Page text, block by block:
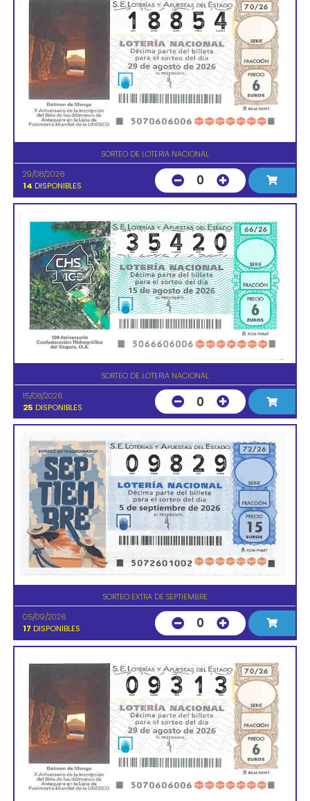
SORTEO DE LOTERIA NACIONAL
29/08/2026
14 DISPONIBLES 0
SORTEO DE LOTERIA NACIONAL
15/08/2026
25 DISPONIBLES 0
SORTEO EXTRA DE SEPTIEMBRE
05/09/2026
17 DISPONIBLES 0